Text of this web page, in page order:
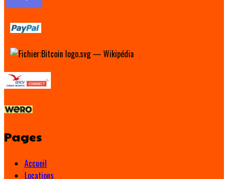
Pages
Accueil
Locations